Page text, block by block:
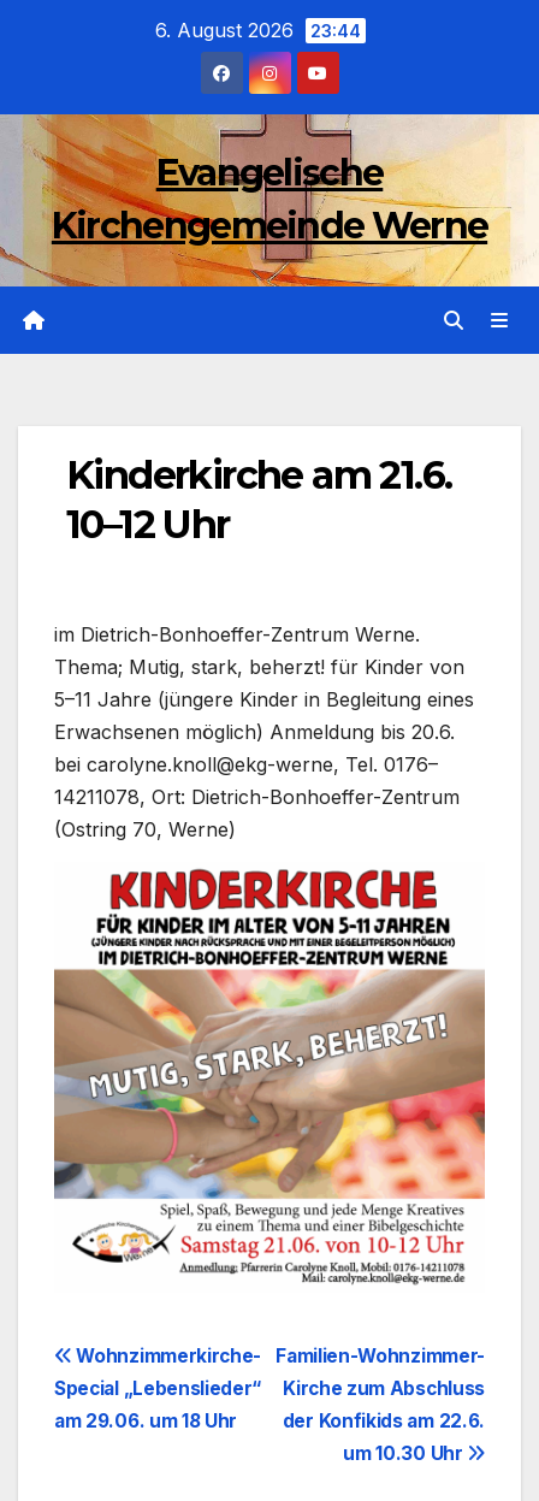
6. August 2026 23:44
Evangelische
Kirchengemeinde Werne
Kinderkirche am 21.6.
10–12 Uhr
im Dietrich-Bonhoeffer-Zentrum Wer­ne.
The­ma; Mutig, stark, beherzt! für Kin­der von
5–11 Jah­re (jün­ge­re Kin­der in Beglei­tung eines
Erwach­se­nen mög­lich) Anmel­dung bis 20.6.
bei carolyne.knoll@ekg-werne, Tel. 0176–
14211078, Ort: Dietrich-Bonhoeffer-Zentrum
(Ost­ring 70, Wer­ne)
Beitragsnavigation
Familien-Wohnzimmer-
Kirche zum Abschluss
der Konfikids am 22.6.
um 10.30 Uhr
Wohnzimmerkirche-
Special „Lebenslieder“
am 29.06. um 18 Uhr